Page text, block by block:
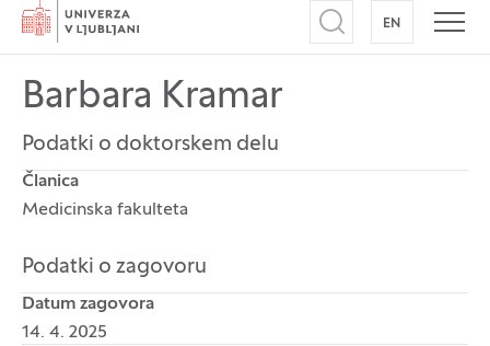
Domov
Odpri iskalnik
EN NA
Barbara Kramar
Podatki o doktorskem delu
Članica
Medicinska fakulteta
Podatki o zagovoru
Datum zagovora
14. 4. 2025